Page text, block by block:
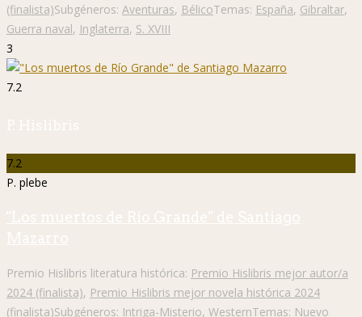
(finalista)Subgéneros: Aventuras, BélicoTemas: España, Gibraltar,
Guerra naval, Inglaterra, S. XVIII
3
7.2
P. Hislibris
7.2
P. plebe
"Los muertos de Río Grande" de Santiago
Mazarro
Premio Hislibris literatura histórica: Premio Hislibris mejor autor/a
2024 (finalista), Premio Hislibris mejor novela histórica 2024
(finalista)Subgéneros: Intriga-Misterio, WesternTemas: Nuevo